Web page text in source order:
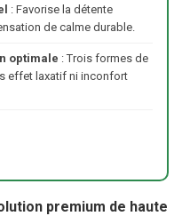
: Favorise la détente
de calme durable.
optimale : Trois formes de
effet laxatif ni inconfort
premium de haute